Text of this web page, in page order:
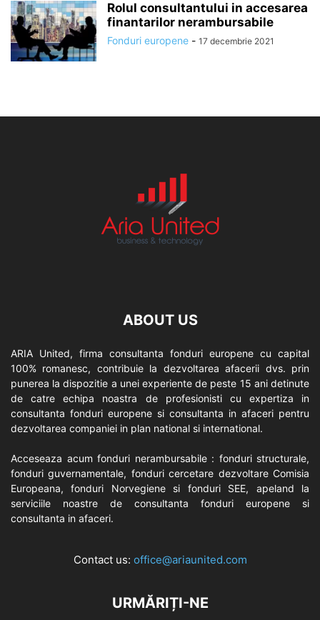
Rolul consultantului in accesarea
finantarilor nerambursabile
Fonduri europene - 17 decembrie 2021
ABOUT US
ARIA United, firma consultanta fonduri europene cu capital
100% romanesc, contribuie la dezvoltarea afacerii dvs. prin
punerea la dispozitie a unei experiente de peste 15 ani detinute
de catre echipa noastra de profesionisti cu expertiza in
consultanta fonduri europene si consultanta in afaceri pentru
dezvoltarea companiei in plan national si international.
Acceseaza acum fonduri nerambursabile : fonduri structurale,
fonduri guvernamentale, fonduri cercetare dezvoltare Comisia
Europeana, fonduri Norvegiene si fonduri SEE, apeland la
serviciile noastre de consultanta fonduri europene si
consultanta in afaceri.
Contact us: office@ariaunited.com
URMĂRIȚI-NE